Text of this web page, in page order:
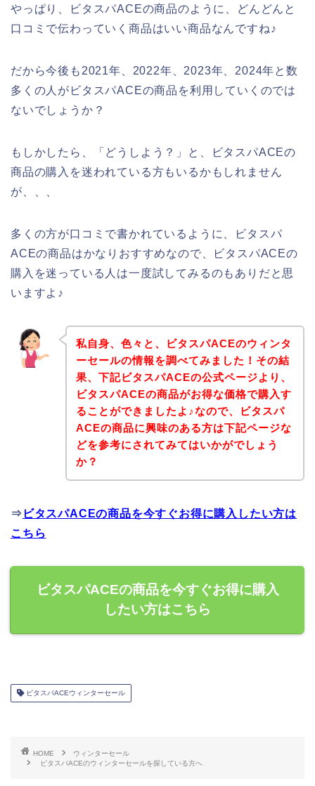
やっぱり、ビタスパACEの商品のように、どんどんと
口コミで伝わっていく商品はいい商品なんですね♪
だから今後も2021年、2022年、2023年、2024年と数
多くの人がビタスパACEの商品を利用していくのでは
ないでしょうか？
もしかしたら、「どうしよう？」と、ビタスパACEの
商品の購入を迷われている方もいるかもしれません
が、、、
多くの方が口コミで書かれているように、ビタスパ
ACEの商品はかなりおすすめなので、ビタスパACEの
購入を迷っている人は一度試してみるのもありだと思
いますよ♪
私自身、色々と、ビタスパACEのウィンタ
ーセールの情報を調べてみました！その結
果、下記ビタスパACEの公式ページより、
ビタスパACEの商品がお得な価格で購入す
ることができましたよ♪なので、ビタスパ
ACEの商品に興味のある方は下記ページな
どを参考にされてみてはいかがでしょう
か？
⇒ ビタスパACEの商品を今すぐお得に購入したい方は
こちら
ビタスパACEの商品を今すぐお得に購入
したい方はこちら
ビタスパACEウィンターセール
HOME
ウィンターセール
ビタスパACEのウィンターセールを探している方へ